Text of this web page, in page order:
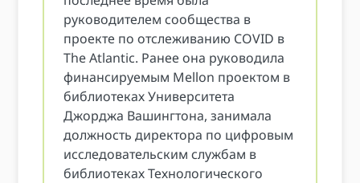
руководителем сообщества в
проекте по отслеживанию COVID в
The Atlantic. Ранее она руководила
финансируемым Mellon проектом в
библиотеках Университета
Джорджа Вашингтона, занимала
должность директора по цифровым
исследовательским службам в
библиотеках Технологического